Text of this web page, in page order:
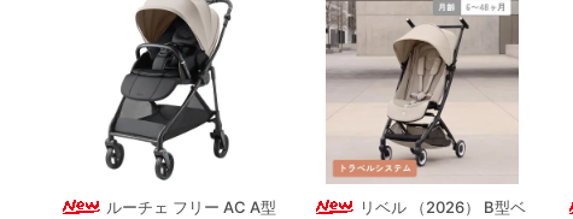
ルーチェ フリー AC A型 リベル （2026） B型ベ